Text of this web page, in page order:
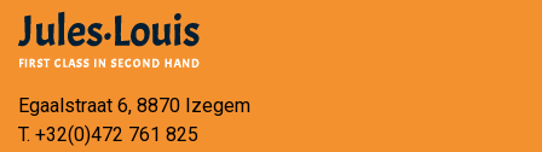
Egaalstraat 6, 8870 Izegem
T. +32(0)472 761 825